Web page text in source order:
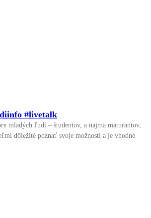
#livetalk
mladých ľudí – študentov, a najmä maturantov,
dôležité poznať svoje možnosti a je vhodné